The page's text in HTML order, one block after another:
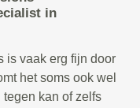
in
is vaak erg fijn door
het soms ook wel
kan of zelfs